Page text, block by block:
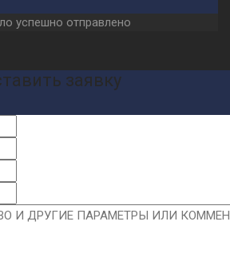
успешно отправлено
заявку